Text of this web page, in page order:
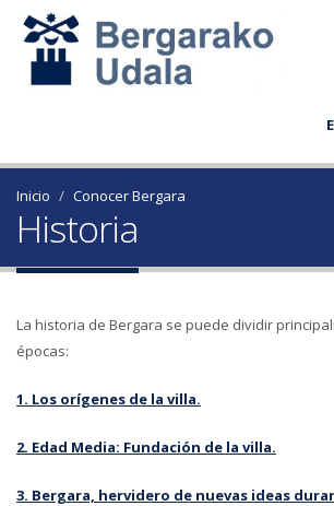
Inicio Conocer Bergara
Historia
La historia de Bergara se puede dividir
épocas:
1. Los orígenes de la villa.
2. Edad Media: Fundación de la villa.
3. Bergara, hervidero de nuevas ideas